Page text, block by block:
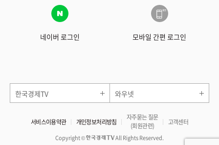
네이버 로그인 모바일 간편 로그인
한국경제TV 와우넷
서비스이용약관 개인정보처리방침
자주묻는 질문
(회원관련)
고객센터
Copyright © All Rights Reserved.